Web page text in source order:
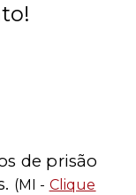
de prisão
(MI - Clique